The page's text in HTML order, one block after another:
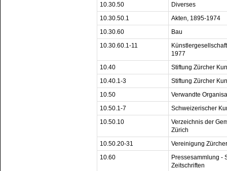
10.30.50
Diverses
10.30.50.1
Akten, 1895-1974
10.30.60
Bau
10.30.60.1-11
1977
10.40
Stiftung Zürcher
10.40.1-3
Stiftung Zürcher
10.50
Verwandte
10.50.1-7
Schweizerischer
10.50.10
Verzeichnis der
Zürich
10.50.20-31
Vereinigung
10.60
Pressesammlung -
Zeitschriften